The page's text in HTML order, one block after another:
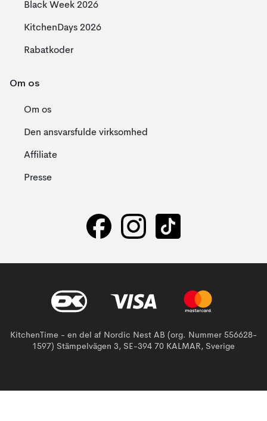
Black Week 2026
KitchenDays 2026
Rabatkoder
Om os
Om os
Den ansvarsfulde virksomhed
Affiliate
Presse
KitchenTime - en del af Nordic Nest AB (org. Nummer 556628-
1597) Stämpelvägen 3, SE-394 70 KALMAR, Sverige